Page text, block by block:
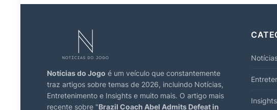
Notícias do Jogo é um veículo que constantemente
traz artigos sobre temas de 2026, incluindo Notícias,
Entretenimento e Insights e muito mais. O artigo mais
recente sobre "Brazil Coach Abel Admits Defeat in
Insights